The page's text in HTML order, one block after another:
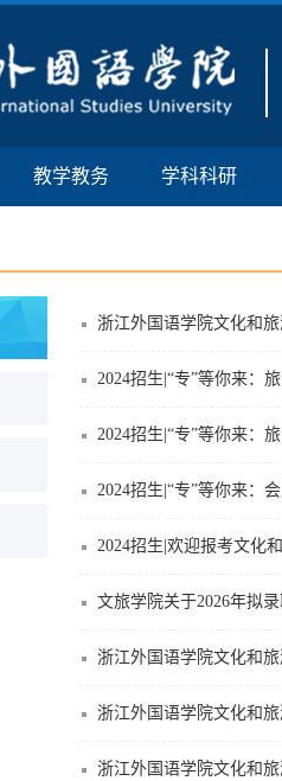
教学教务 学科科研
浙江外国语学院文化和
2024招生|“专”等你来：
2024招生|“专”等你来：
2024招生|“专”等你来：
2024招生|欢迎报考文化
文旅学院关于2026年拟
浙江外国语学院文化和
浙江外国语学院文化和
浙江外国语学院文化和